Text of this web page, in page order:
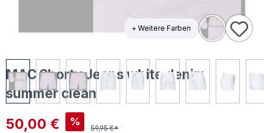
+ Weitere Farben
MAC Shorty Jeans white denim
summer clean
Verkaufspreis:
50,00 € %
59,95 €*